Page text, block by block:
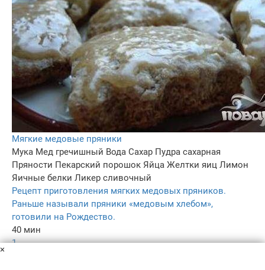
Мягкие медовые пряники
Мука Мед гречишный Вода Сахар Пудра сахарная
Пряности Пекарский порошок Яйца Желтки яиц Лимон
Яичные белки Ликер сливочный
Рецепт приготовления мягких медовых пряников.
Раньше называли пряники «медовым хлебом»,
готовили на Рождество.
40 мин
1
×